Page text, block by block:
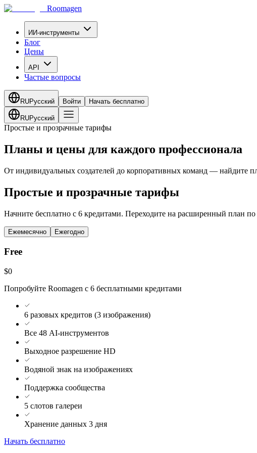
Roomagen
ИИ-инструменты
Блог
Цены
API
Частые вопросы
RUРусский Войти Начать бесплатно
RUРусский
Простые и прозрачные тарифы
Планы и цены для каждого профессионала
От индивидуальных создателей до корпоративных команд — найдите
Простые и прозрачные тарифы
Начните бесплатно с 6 кредитами. Переходите на расширенный план по
Ежемесячно Ежегодно
Free
$0
Попробуйте Roomagen с 6 бесплатными кредитами
6 разовых кредитов (3 изображения)
Все 48 AI-инструментов
Выходное разрешение HD
Водяной знак на изображениях
Поддержка сообщества
5 слотов галереи
Хранение данных 3 дня
Начать бесплатно